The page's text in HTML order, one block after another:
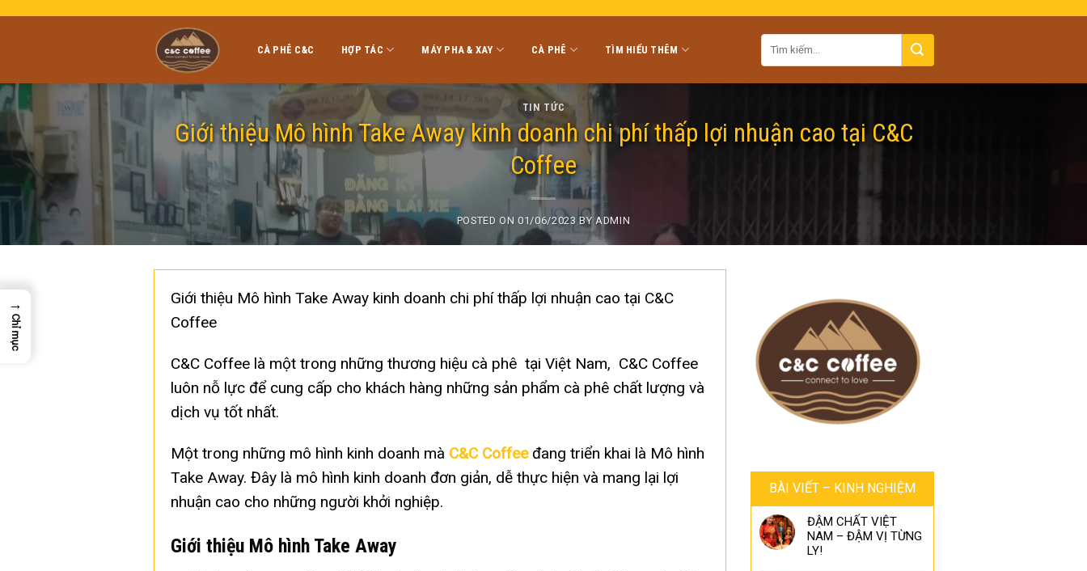
CÀ PHÊ C&C HỢP TÁC MÁY PHA & XAY CÀ PHÊ TÌM HIỂU THÊM
TIN TỨC
Giới thiệu Mô hình Take Away kinh doanh chi phí thấp lợi nhuận cao tại C&C
Coffee
POSTED ON01/06/2023BYADMIN
Giới thiệu Mô hình Take Away kinh doanh chi phí thấp lợi nhuận cao tại C&C
Coffee
C&C Coffee là một trong những thương hiệu cà phê tại Việt Nam, C&C Coffee
luôn nỗ lực để cung cấp cho khách hàng những sản phẩm cà phê chất lượng và
dịch vụ tốt nhất.
Một trong những mô hình kinh doanh mà C&C Coffeeđang triển khai là Mô hình
Take Away. Đây là mô hình kinh doanh đơn giản, dễ thực hiện và mang lại lợi
nhuận cao cho những người khởi nghiệp.
Giới thiệu Mô hình Take Away
BÀI VIẾT – KINH NGHIỆM
ĐẬM CHẤT VIỆT
NAM – ĐẬM VỊ TỪNG
LY!
→
Chỉ mục